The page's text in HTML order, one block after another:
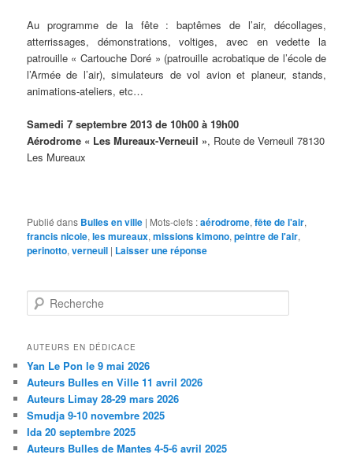
Au programme de la fête : baptêmes de l’air, décollages,
atterrissages, démonstrations, voltiges, avec en vedette la
patrouille « Cartouche Doré » (patrouille acrobatique de l’école de
l’Armée de l’air), simulateurs de vol avion et planeur, stands,
animations-ateliers, etc…
Samedi 7 septembre 2013 de 10h00 à 19h00
Aérodrome « Les Mureaux-Verneuil », Route de Verneuil 78130
Les Mureaux
Publié dans Bulles en ville | Mots-clefs :aérodrome,fête de l'air,
francis nicole,les mureaux,missions kimono,peintre de l'air,
perinotto,verneuil | Laisser une réponse
Recherche
AUTEURS EN DÉDICACE
Yan Le Pon le 9 mai 2026
Auteurs Bulles en Ville 11 avril 2026
Auteurs Limay 28-29 mars 2026
Smudja 9-10 novembre 2025
Ida 20 septembre 2025
Auteurs Bulles de Mantes 4-5-6 avril 2025